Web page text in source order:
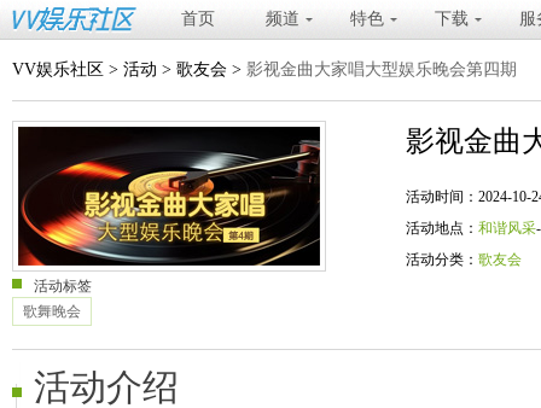
首页 频道 特色 下载 服
VV娱乐社区 > 活动 > 歌友会 > 影视金曲大家唱大型娱乐晚会第四期
影视金曲
活动时间：2024-10-
活动地点： 和谐风采
活动分类： 歌友会
活动标签
歌舞晚会
活动介绍